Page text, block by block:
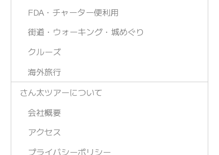
FDA・チャーター便利用
街道・ウォーキング・城めぐり
クルーズ
海外旅行
さん太ツアーについて
会社概要
アクセス
プライバシーポリシー